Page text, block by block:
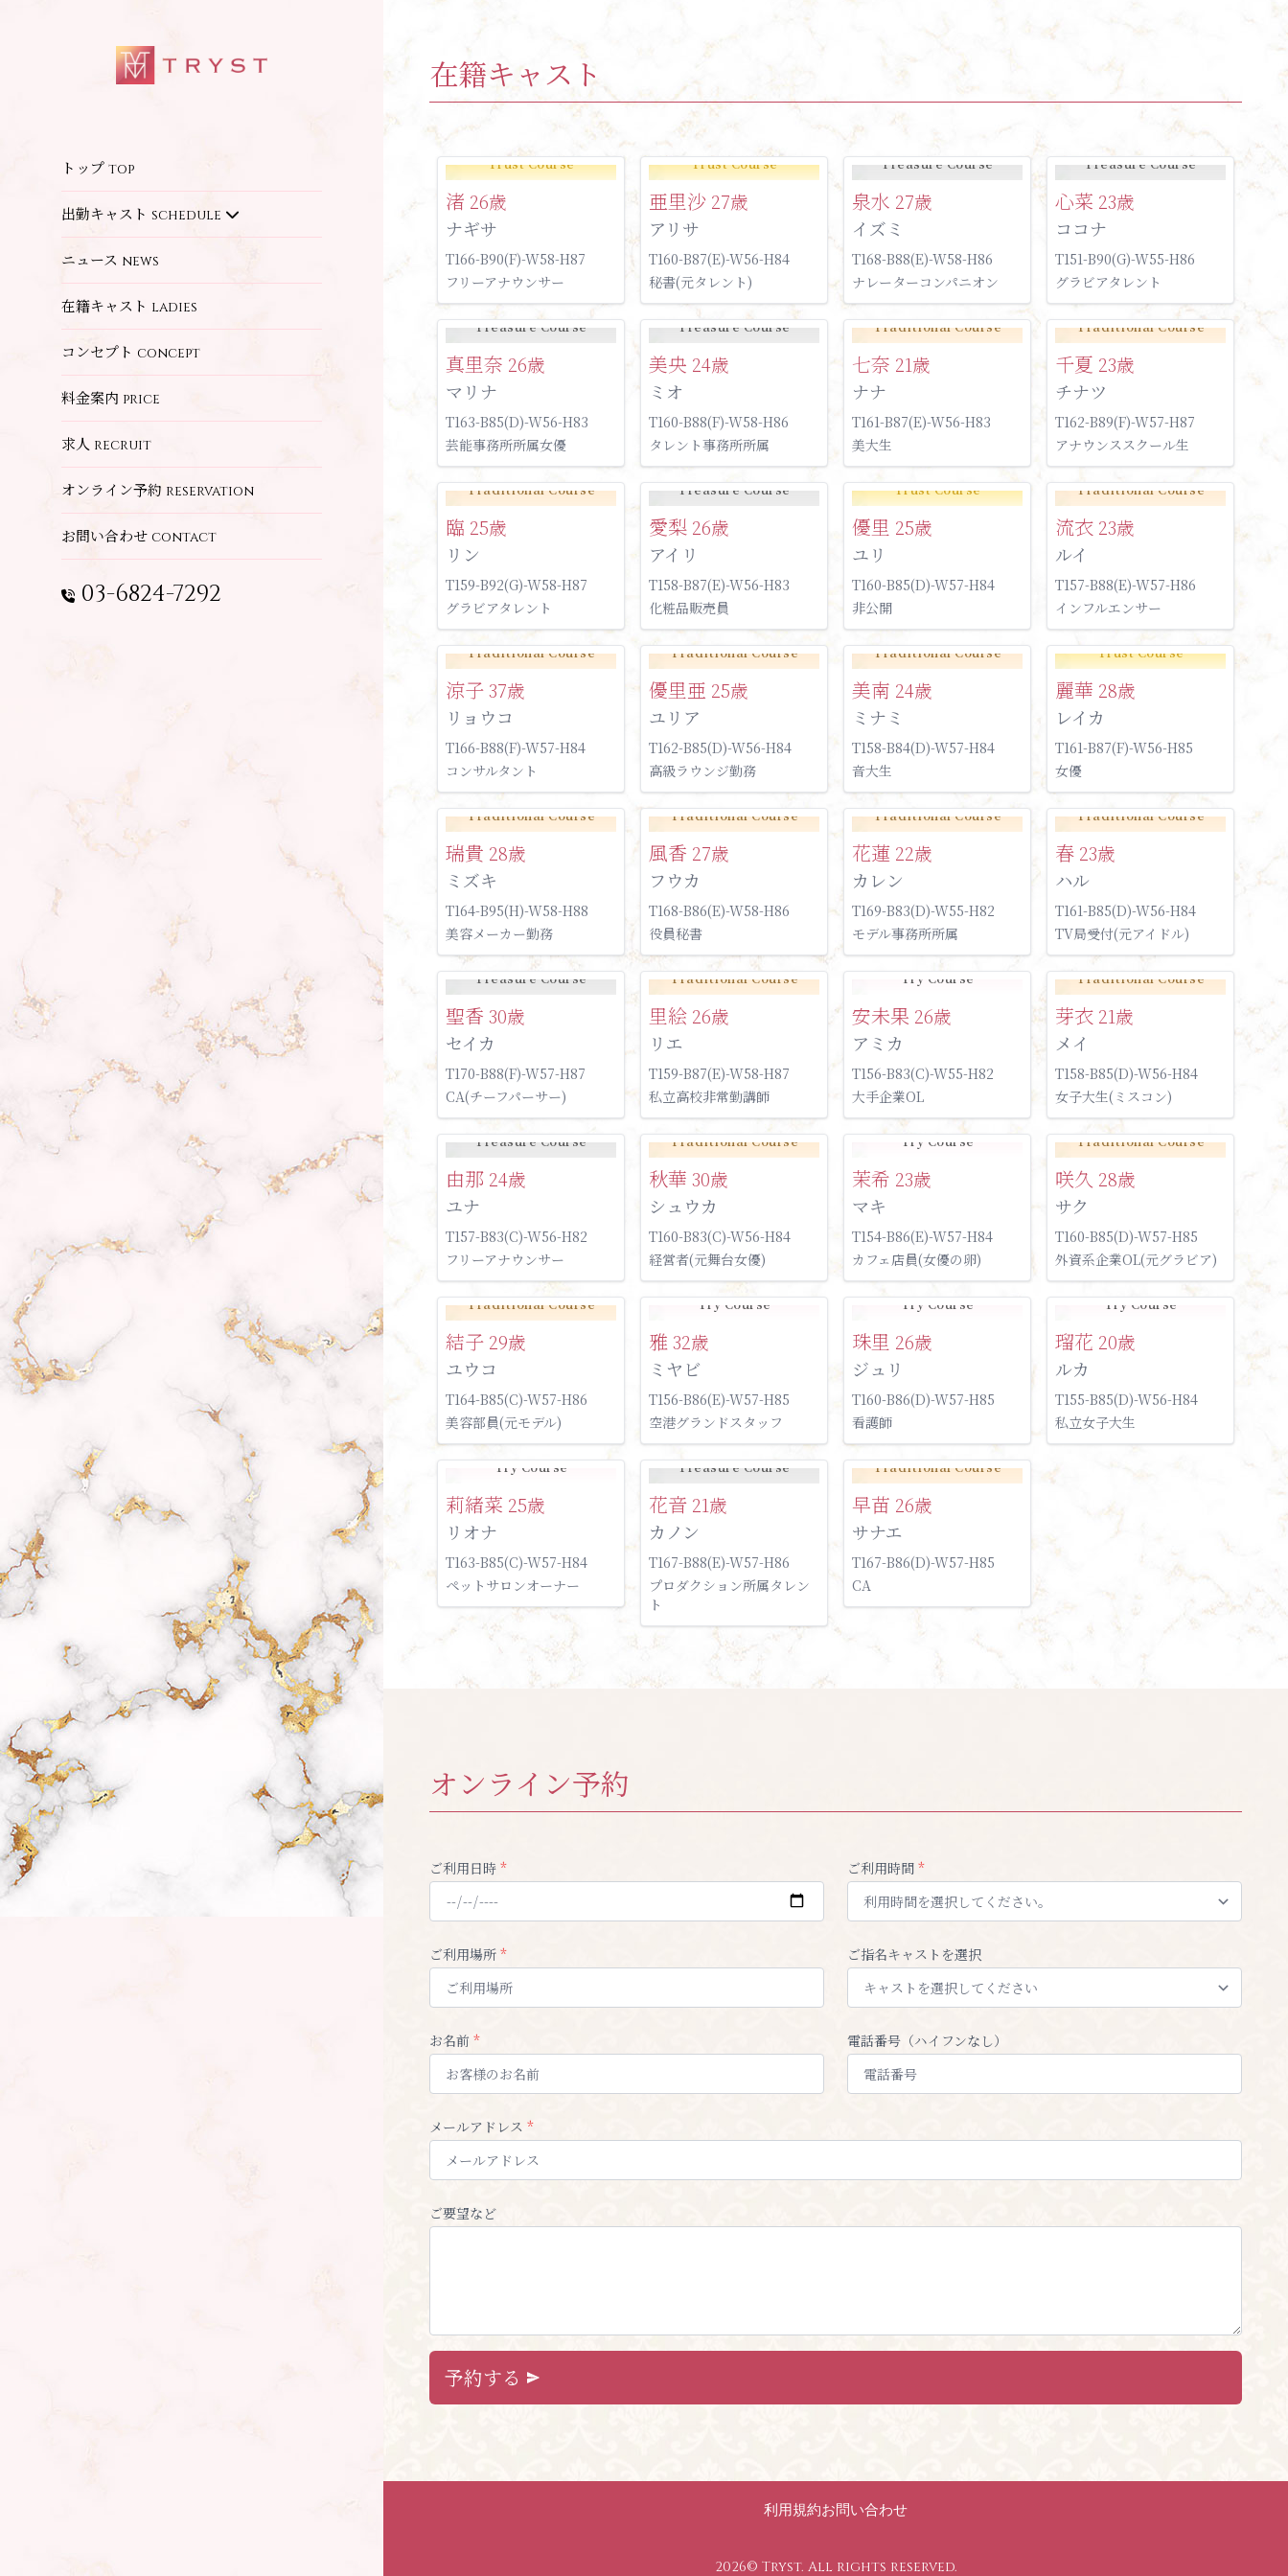
トップ top
出勤キャスト schedule
ニュース news
在籍キャスト ladies
コンセプト concept
料金案内 price
求人 recruit
オンライン予約 reservation
お問い合わせ contact
03-6824-7292
在籍キャスト
Trust Course
渚 26歳
ナギサ
T166-B90(F)-W58-H87
フリーアナウンサー
Trust Course
亜里沙 27歳
アリサ
T160-B87(E)-W56-H84
秘書(元タレント)
Treasure Course
泉水 27歳
イズミ
T168-B88(E)-W58-H86
ナレーターコンパニオン
Treasure Course
心菜 23歳
ココナ
T151-B90(G)-W55-H86
グラビアタレント
Treasure Course
真里奈 26歳
マリナ
T163-B85(D)-W56-H83
芸能事務所所属女優
Treasure Course
美央 24歳
ミオ
T160-B88(F)-W58-H86
タレント事務所所属
Traditional Course
七奈 21歳
ナナ
T161-B87(E)-W56-H83
美大生
Traditional Course
千夏 23歳
チナツ
T162-B89(F)-W57-H87
アナウンススクール生
Traditional Course
臨 25歳
リン
T159-B92(G)-W58-H87
グラビアタレント
Treasure Course
愛梨 26歳
アイリ
T158-B87(E)-W56-H83
化粧品販売員
Trust Course
優里 25歳
ユリ
T160-B85(D)-W57-H84
非公開
Traditional Course
流衣 23歳
ルイ
T157-B88(E)-W57-H86
インフルエンサー
Traditional Course
涼子37歳
リョウコ
T166-B88(F)-W57-H84
コンサルタント
Traditional Course
優里亜 25歳
ユリア
T162-B85(D)-W56-H84
高級ラウンジ勤務
Traditional Course
美南 24歳
ミナミ
T158-B84(D)-W57-H84
音大生
Trust Course
麗華 28歳
レイカ
T161-B87(F)-W56-H85
女優
Traditional Course
瑞貴 28歳
ミズキ
T164-B95(H)-W58-H88
美容メーカー勤務
Traditional Course
風香 27歳
フウカ
T168-B86(E)-W58-H86
役員秘書
Traditional Course
花蓮 22歳
カレン
T169-B83(D)-W55-H82
モデル事務所所属
Traditional Course
春 23歳
ハル
T161-B85(D)-W56-H84
TV局受付(元アイドル)
Treasure Course
聖香 30歳
セイカ
T170-B88(F)-W57-H87
CA(チーフパーサー)
Traditional Course
里絵 26歳
リエ
T159-B87(E)-W58-H87
私立高校非常勤講師
Try Course
安未果 26歳
アミカ
T156-B83(C)-W55-H82
大手企業OL
Traditional Course
芽衣 21歳
メイ
T158-B85(D)-W56-H84
女子大生(ミスコン)
Treasure Course
由那 24歳
ユナ
T157-B83(C)-W56-H82
フリーアナウンサー
Traditional Course
秋華 30歳
シュウカ
T160-B83(C)-W56-H84
経営者(元舞台女優)
Try Course
茉希 23歳
マキ
T154-B86(E)-W57-H84
カフェ店員(女優の卵)
Traditional Course
咲久 28歳
サク
T160-B85(D)-W57-H85
外資系企業OL(元グラビア)
Traditional Course
結子 29歳
ユウコ
T164-B85(C)-W57-H86
美容部員(元モデル)
Try Course
雅 32歳
ミヤビ
T156-B86(E)-W57-H85
空港グランドスタッフ
Try Course
珠里 26歳
ジュリ
T160-B86(D)-W57-H85
看護師
Try Course
瑠花 20歳
ルカ
T155-B85(D)-W56-H84
私立女子大生
Try Course
莉緒菜 25歳
リオナ
T163-B85(C)-W57-H84
ペットサロンオーナー
Treasure Course
花音 21歳
カノン
T167-B88(E)-W57-H86
プロダクション所属タレン
ト
Traditional Course
早苗 26歳
サナエ
T167-B86(D)-W57-H85
CA
オンライン予約
ご利用日時 * ご利用時間 *
ご利用場所 * ご指名キャストを選択
お名前 * 電話番号（ハイフンなし）
メールアドレス *
ご要望など
予約する
利用規約お問い合わせ
2026© Tryst. All rights reserved.